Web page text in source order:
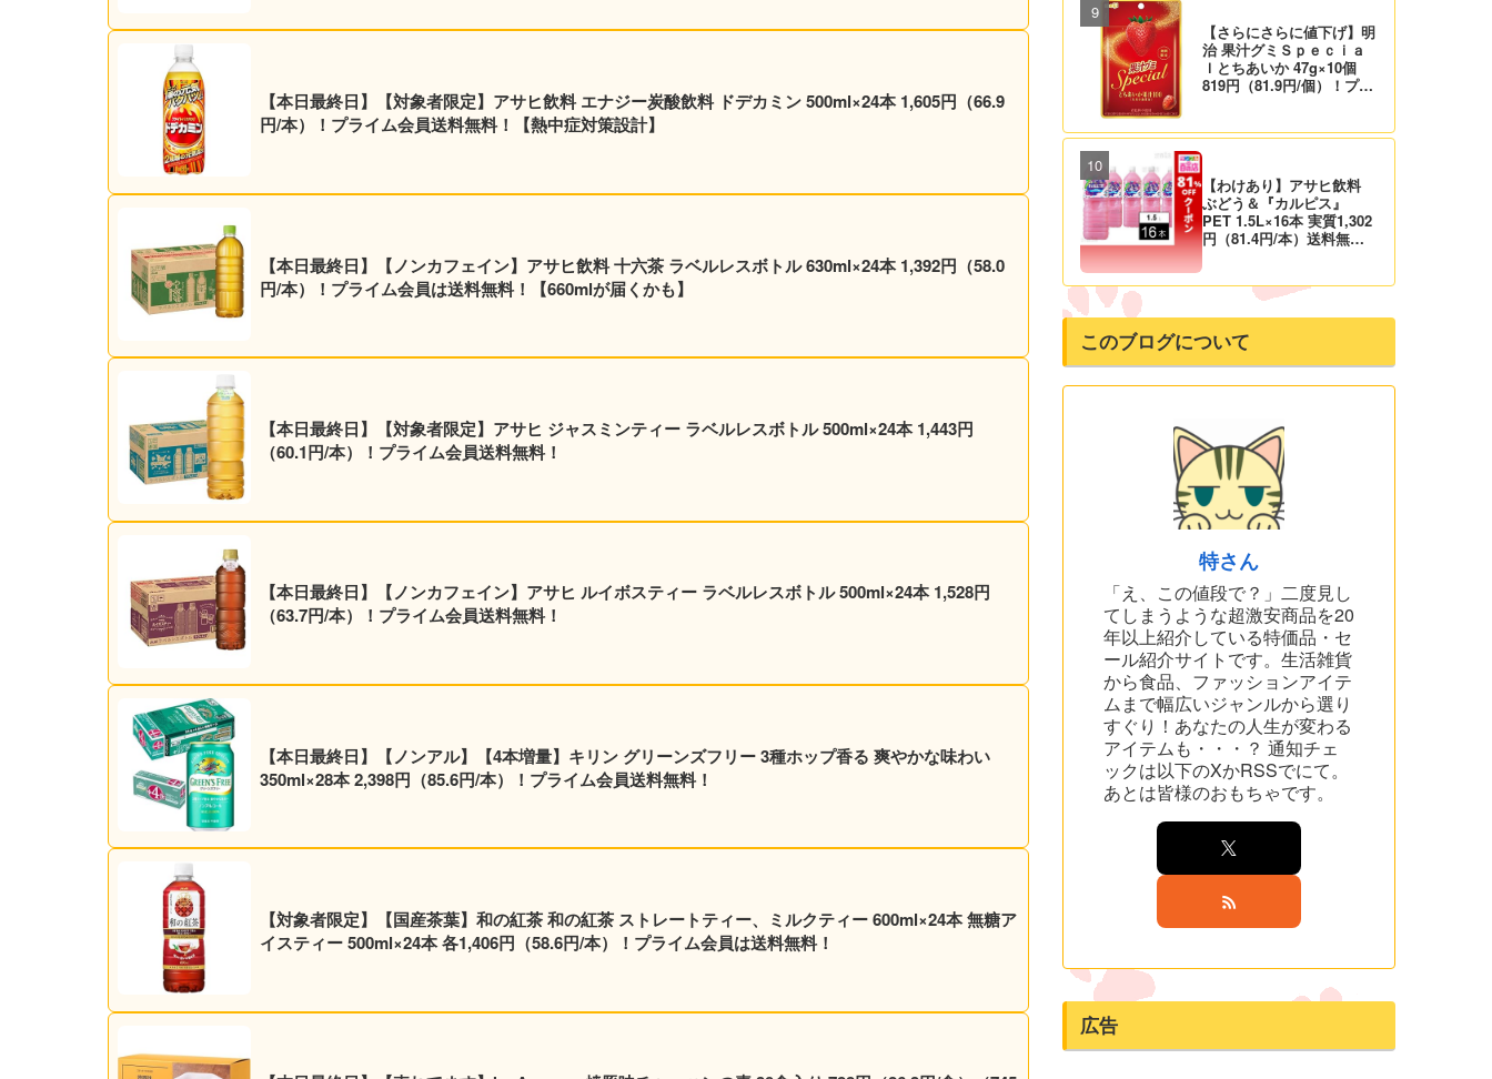
【本日最終日】【対象者限定】アサヒ飲料 エナジー炭酸飲料 ドデカミン 500ml×24本 1,605円（66.9
円/本）！プライム会員送料無料！【熱中症対策設計】
【本日最終日】【ノンカフェイン】アサヒ飲料 十六茶 ラベルレスボトル 630ml×24本 1,392円（58.0
円/本）！プライム会員は送料無料！【660mlが届くかも】
【本日最終日】【対象者限定】アサヒ ジャスミンティー ラベルレスボトル 500ml×24本 1,443円
（60.1円/本）！プライム会員送料無料！
【本日最終日】【ノンカフェイン】アサヒ ルイボスティー ラベルレスボトル 500ml×24本 1,528円
（63.7円/本）！プライム会員送料無料！
【本日最終日】【ノンアル】【4本増量】キリン グリーンズフリー 3種ホップ香る 爽やかな味わい
350ml×28本 2,398円（85.6円/本）！プライム会員送料無料！
【対象者限定】【国産茶葉】和の紅茶 和の紅茶 ストレートティー、ミルクティー 600ml×24本 無糖ア
イスティー 500ml×24本 各1,406円（58.6円/本）！プライム会員は送料無料！
【さらにさらに値下げ】明
治 果汁グミＳｐｅｃｉａ
ｌとちあいか 47g×10個
819円（81.9円/個）！プラ
【わけあり】アサヒ飲料
ぶどう＆『カルピス』
PET 1.5L×16本 実質1,302
円（81.4円/本）送料無料
このブログについて
特さん
「え、この値段で？」二度見し
てしまうような超激安商品を20
年以上紹介している特価品・セ
ール紹介サイトです。生活雑貨
から食品、ファッションアイテ
ムまで幅広いジャンルから選り
すぐり！あなたの人生が変わる
アイテムも・・・？ 通知チェ
ックは以下のXかRSSでにて。
あとは皆様のおもちゃです。
広告